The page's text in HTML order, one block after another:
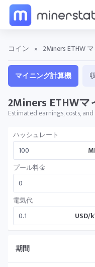
コイン » 2Miners ETHW
マイニング計算機
2Miners ETHW
Estimated earnings, costs,
ハッシュレート
プール料金
電気代
USD/
期間